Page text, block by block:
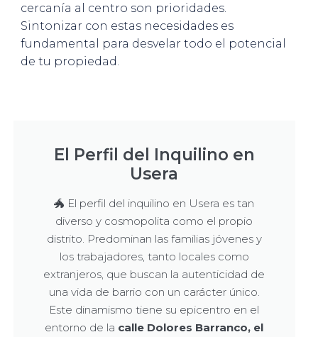
cercanía al centro son prioridades.
Sintonizar con estas necesidades es
fundamental para desvelar todo el potencial
de tu propiedad.
El Perfil del Inquilino en
Usera
🐲 El perfil del inquilino en Usera es tan
diverso y cosmopolita como el propio
distrito. Predominan las familias jóvenes y
los trabajadores, tanto locales como
extranjeros, que buscan la autenticidad de
una vida de barrio con un carácter único.
Este dinamismo tiene su epicentro en el
entorno de la calle Dolores Barranco, el